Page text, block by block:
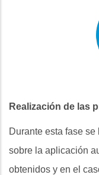
Realización de las
Durante esta fase
sobre la aplicación
obtenidos y en el